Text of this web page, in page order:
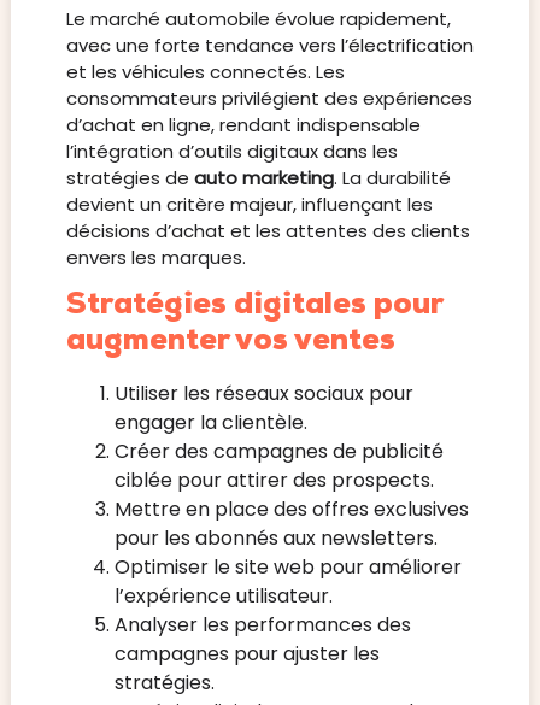
Le marché automobile évolue rapidement,
avec une forte tendance vers l’électrification
et les véhicules connectés. Les
consommateurs privilégient des expériences
d’achat en ligne, rendant indispensable
l’intégration d’outils digitaux dans les
stratégies de auto marketing. La durabilité
devient un critère majeur, influençant les
décisions d’achat et les attentes des clients
envers les marques.
Stratégies digitales pour
augmenter vos ventes
Utiliser les réseaux sociaux pour
engager la clientèle.
Créer des campagnes de publicité
ciblée pour attirer des prospects.
Mettre en place des offres exclusives
pour les abonnés aux newsletters.
Optimiser le site web pour améliorer
l’expérience utilisateur.
Analyser les performances des
campagnes pour ajuster les
stratégies.